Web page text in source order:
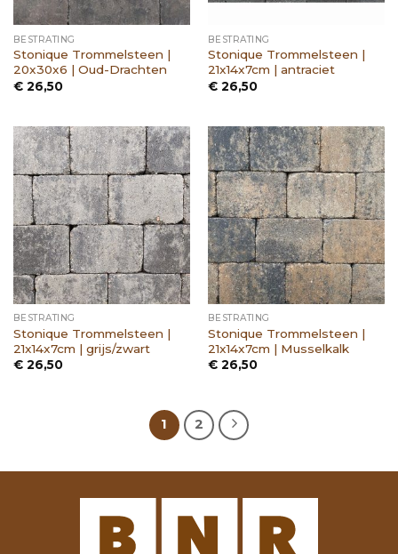
BESTRATING
Stonique Trommelsteen |
20x30x6 | Oud-Drachten
€26,50
BESTRATING
Stonique Trommelsteen |
21x14x7cm | antraciet
€26,50
BESTRATING
Stonique Trommelsteen |
21x14x7cm | grijs/zwart
€26,50
BESTRATING
Stonique Trommelsteen |
21x14x7cm | Musselkalk
€26,50
1 2